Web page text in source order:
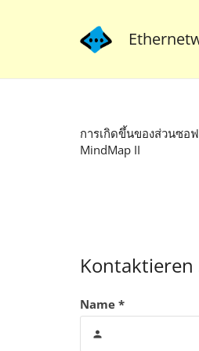
การเกิดขึ้นของส่วนซอ
MindMap II
Kontaktieren
Name *
person